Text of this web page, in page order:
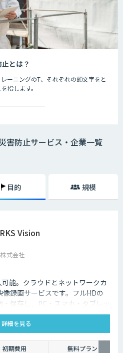
とは？
ーニングのT、それぞれの頭文字をと
指します。
全対策をし防止を図ること。
害防止サービス・企業一覧
目的 規模
Vision
株式会社
能。クラウドとネットワークカ
録画サービスです。フルHDの
保存し、PC・スマホ・タブレッ
能。省スペース・低コストで導
運用性を兼ね備えています。
詳細を見る
初期費用
無料プラン